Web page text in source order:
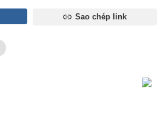
Sao chép link